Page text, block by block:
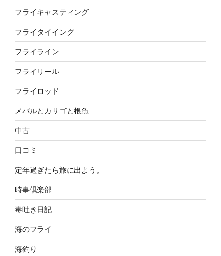
フライキャスティング
フライタイイング
フライライン
フライリール
フライロッド
メバルとカサゴと根魚
中古
口コミ
定年過ぎたら旅に出よう。
時事倶楽部
毒吐き日記
海のフライ
海釣り